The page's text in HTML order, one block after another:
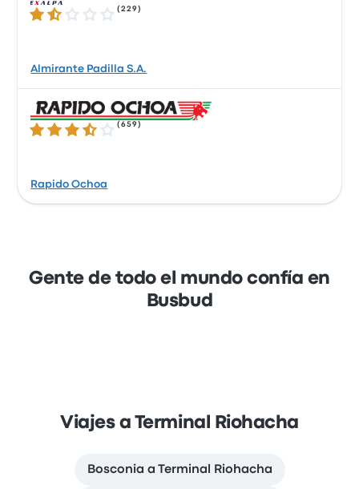
1.6 sobre 5 estrellas
(229 )
Almirante Padilla S.A.
3.4 sobre 5 estrellas
(659 )
Rapido Ochoa
Gente de todo el mundo confía en
Busbud
Viajes a Terminal Riohacha
Bosconia a Terminal Riohacha